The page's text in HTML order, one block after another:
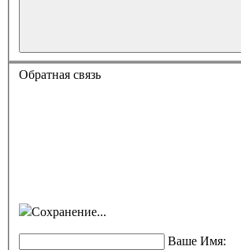
Обратная связь
Сохранение...
Ваше Имя: